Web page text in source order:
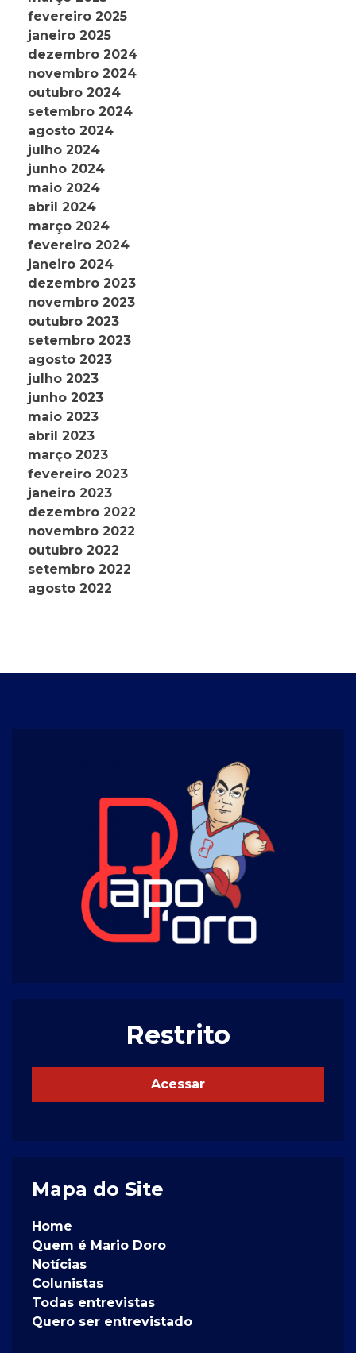
fevereiro 2025
janeiro 2025
dezembro 2024
novembro 2024
outubro 2024
setembro 2024
agosto 2024
julho 2024
junho 2024
maio 2024
abril 2024
março 2024
fevereiro 2024
janeiro 2024
dezembro 2023
novembro 2023
outubro 2023
setembro 2023
agosto 2023
julho 2023
junho 2023
maio 2023
abril 2023
março 2023
fevereiro 2023
janeiro 2023
dezembro 2022
novembro 2022
outubro 2022
setembro 2022
agosto 2022
Restrito
Acessar
Mapa do Site
Home
Quem é Mario Doro
Notícias
Colunistas
Todas entrevistas
Quero ser entrevistado